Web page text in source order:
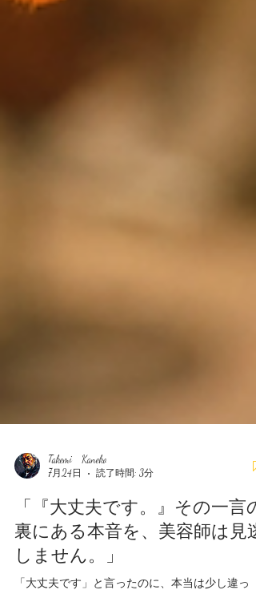
Takemi Kaneko
7月24日
読了時間: 3分
「『大丈夫です。』その一言の
裏にある本音を、美容師は見逃